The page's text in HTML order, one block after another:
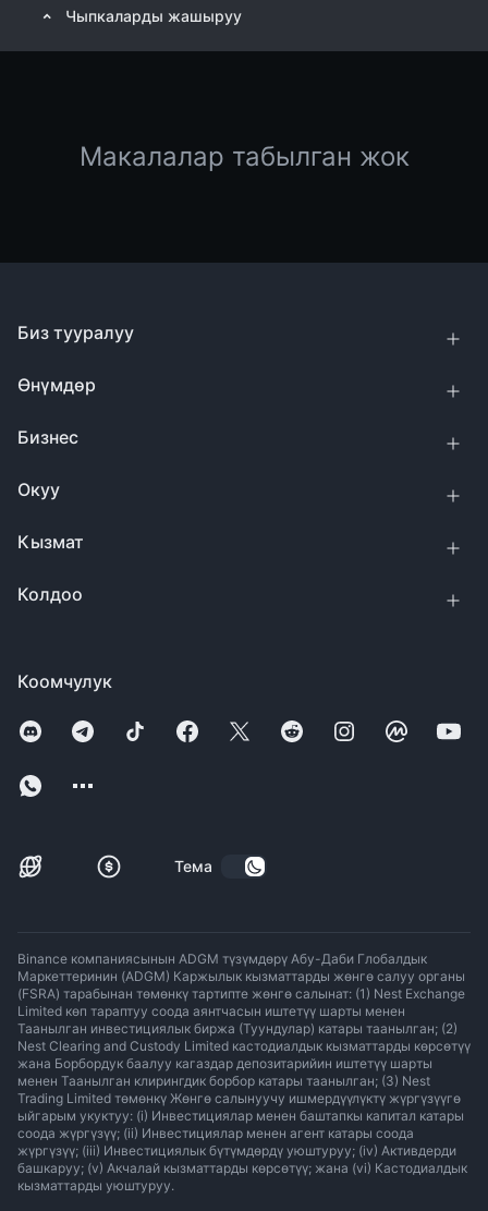
Чыпкаларды жашыруу
Макалалар табылган жок
Коомчулук
Тема
Биз тууралуу
Өнүмдөр
Бизнес
Окуу
Кызмат
Колдоо
Binance компаниясынын ADGM түзүмдөрү Абу-Даби Глобалдык
Маркеттеринин (ADGM) Каржылык кызматтарды жөнгө салуу органы
(FSRA) тарабынан төмөнкү тартипте жөнгө салынат: (1) Nest Exchange
Limited көп тараптуу соода аянтчасын иштетүү шарты менен
Таанылган инвестициялык биржа (Туундулар) катары таанылган; (2)
Nest Clearing and Custody Limited кастодиалдык кызматтарды көрсөтүү
жана Борбордук баалуу кагаздар депозитарийин иштетүү шарты
менен Таанылган клирингдик борбор катары таанылган; (3) Nest
Trading Limited төмөнкү Жөнгө салынуучу ишмердүүлүктү жүргүзүүгө
ыйгарым укуктуу: (i) Инвестициялар менен баштапкы капитал катары
соода жүргүзүү; (ii) Инвестициялар менен агент катары соода
жүргүзүү; (iii) Инвестициялык бүтүмдөрдү уюштуруу; (iv) Активдерди
башкаруу; (v) Акчалай кызматтарды көрсөтүү; жана (vi) Кастодиалдык
кызматтарды уюштуруу.